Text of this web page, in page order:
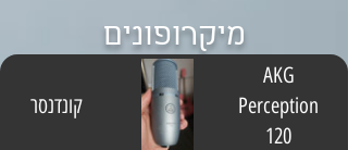
מיקרופונים
קונדנסר
AKG
Perception
120